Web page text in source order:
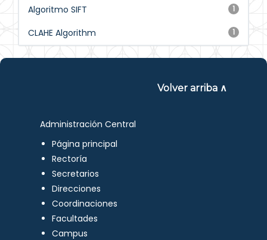
1
Algoritmo SIFT
1
CLAHE Algorithm
Volver arriba ∧
Administración Central
Página principal
Rectoría
Secretarios
Direcciones
Coordinaciones
Facultades
Campus